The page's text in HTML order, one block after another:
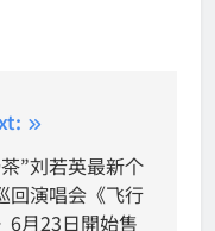
”刘若英最新个
回演唱会《飞行
6月23日開始售